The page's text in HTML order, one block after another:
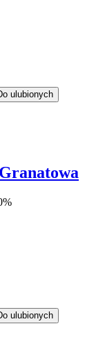
ulubionych
ulubionych